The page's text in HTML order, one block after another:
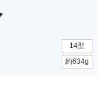
14型
約634g